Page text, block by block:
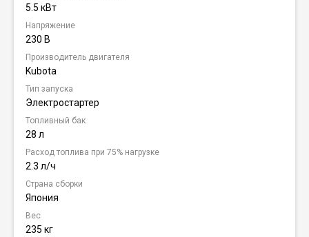
5.5 кВт
Напряжение
230 В
Производитель двигателя
Kubota
Тип запуска
Электростартер
Топливный бак
28 л
Расход топлива при 75% нагрузке
2.3 л/ч
Страна сборки
Япония
Вес
235 кг